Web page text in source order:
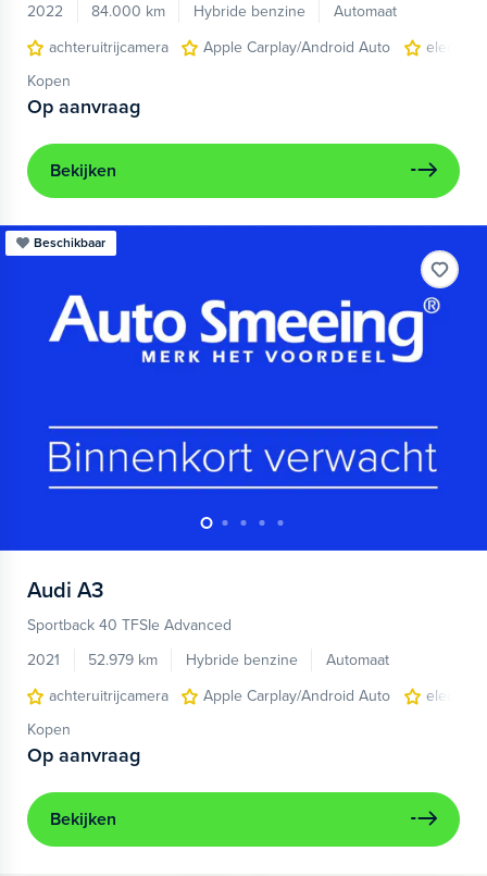
2022
84.000 km Hybride benzine
Automaat
achteruitrijcamera
Apple Carplay/Android Auto
Kopen
Op aanvraag
Bekijken
Beschikbaar
Audi A3
Sportback 40 TFSIe Advanced
2021
52.979 km Hybride benzine
Automaat
achteruitrijcamera
Apple Carplay/Android Auto
Kopen
Op aanvraag
Bekijken